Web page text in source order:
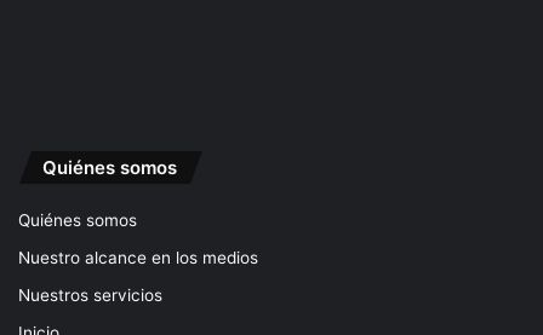
Quiénes somos
Quiénes somos
Nuestro alcance en los medios
Nuestros servicios